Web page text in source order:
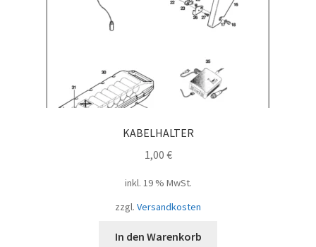
KABELHALTER
1,00 €
inkl. 19 % MwSt.
zzgl. Versandkosten
In den Warenkorb